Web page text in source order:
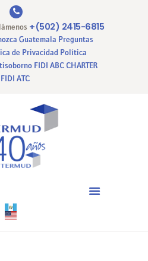
+(502) 2415-6815
Guatemala Preguntas
de Privacidad Política
FIDI ABC CHARTER
FIDI ATC